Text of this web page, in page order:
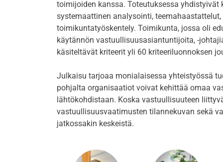
toimijoiden kanssa. Toteutuksessa
systemaattinen analysointi,
toimikuntatyöskentely. Toimikunta, jossa oli
käytännön vastuullisuusasiantuntijoita, -
käsiteltävät kriteerit yli 60 kriteeriluonnoksen
Julkaisu tarjoaa monialaisessa yhteistyössä
pohjalta organisaatiot voivat kehittää omaa
lähtökohdistaan. Koska vastuullisuuteen
vastuullisuusvaatimusten tilannekuvan sekä
jatkossakin keskeistä.